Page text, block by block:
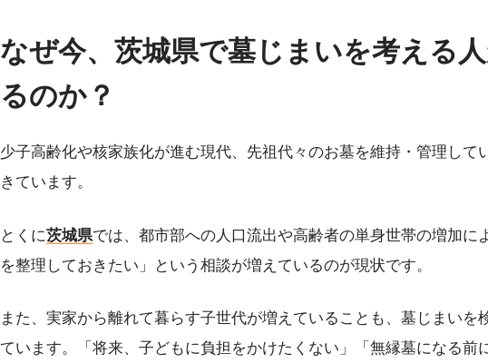
なぜ今、茨城県で墓じまいを考える
るのか？
少子高齢化や核家族化が進む現代、先祖代々のお墓を維持・管理して
きています。
とくに茨城県では、都市部への人口流出や高齢者の単身世帯の増加に
を整理しておきたい」という相談が増えているのが現状です。
また、実家から離れて暮らす子世代が増えていることも、墓じまいを
ています。「将来、子どもに負担をかけたくない」「無縁墓になる前